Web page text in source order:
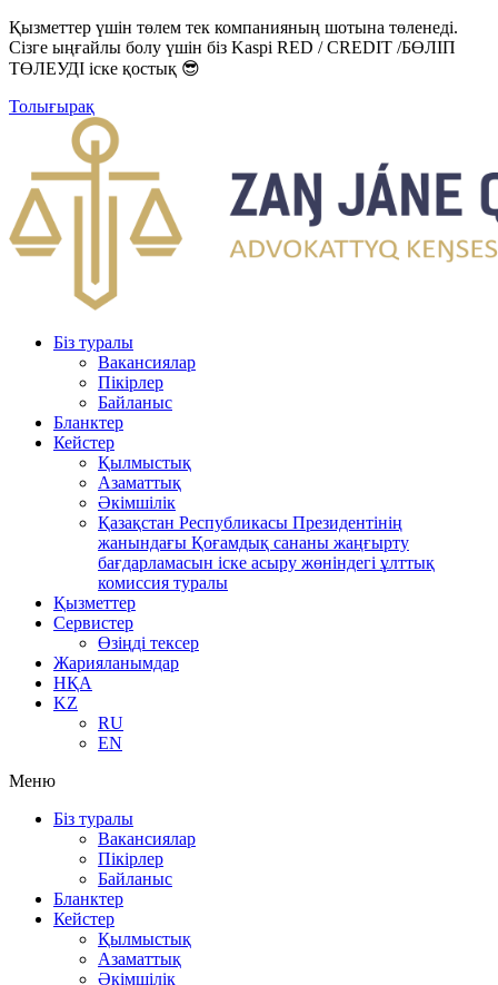
Қызметтер үшін төлем тек компанияның шотына төленеді.
Сізге ыңғайлы болу үшін біз Kaspi RED / CREDIT /БӨЛІП
ТӨЛЕУДІ іске қостық 😎
Толығырақ
Біз туралы
Вакансиялар
Пікірлер
Байланыс
Бланктер
Кейстер
Қылмыстық
Азаматтық
Әкімшілік
Қазақстан Республикасы Президентінің
жанындағы Қоғамдық сананы жаңғырту
бағдарламасын іске асыру жөніндегі ұлттық
комиссия туралы
Қызметтер
Сервистер
Өзіңді тексер
Жарияланымдар
НҚА
KZ
RU
EN
Меню
Біз туралы
Вакансиялар
Пікірлер
Байланыс
Бланктер
Кейстер
Қылмыстық
Азаматтық
Әкімшілік